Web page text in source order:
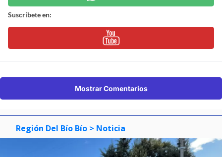
Suscríbete en:
Mostrar Comentarios
Región Del Bío Bío > Noticia